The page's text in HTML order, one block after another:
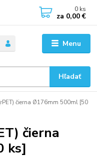
Menu
Hľadať
0 ks
za 0,00 €
čierna Ø176mm 500ml [50
čierna
ks]